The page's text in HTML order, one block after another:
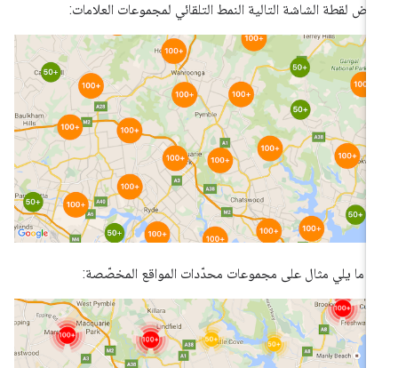
لقطة الشاشة التالية النمط التلقائي لمجموعات العلامات:
ما يلي مثال على مجموعات محدّدات المواقع المخصّصة: